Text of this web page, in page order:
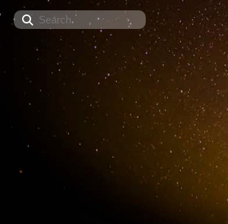
Search